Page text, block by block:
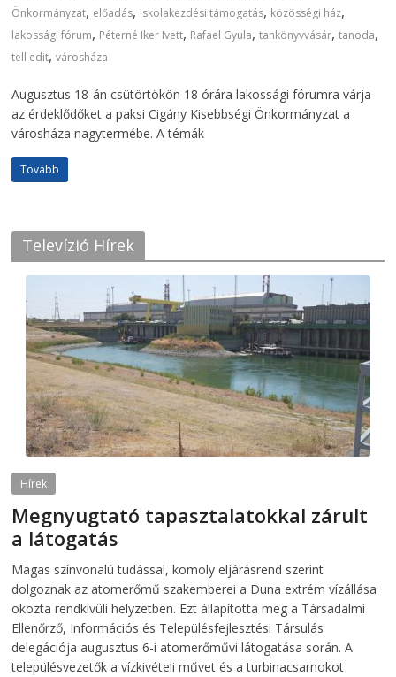
Önkormányzat, előadás, iskolakezdési támogatás, közösségi ház,
lakossági fórum, Péterné Iker Ivett, Rafael Gyula,tankönyvvásár,tanoda,
tell edit,városháza
Augusztus 18-án csütörtökön 18 órára lakossági fórumra várja
az érdeklődőket a paksi Cigány Kisebbségi Önkormányzat a
városháza nagytermébe. A témák
Tovább
Televízió Hírek
Hírek
Megnyugtató tapasztalatokkal zárult
a látogatás
Magas színvonalú tudással, komoly eljárásrend szerint
dolgoznak az atomerőmű szakemberei a Duna extrém vízállása
okozta rendkívüli helyzetben. Ezt állapította meg a Társadalmi
Ellenőrző, Információs és Településfejlesztési Társulás
delegációja augusztus 6-i atomerőművi látogatása során. A
településvezetők a vízkivételi művet és a turbinacsarnokot